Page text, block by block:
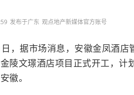
发布于广东 观点地产新媒体官方账号
，据市场消息，安徽金凤酒
陵文璟酒店项目正式开工，计
徽。